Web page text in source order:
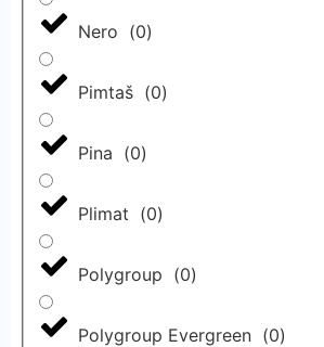
Nero (0)
Pimtaš (0)
Pina (0)
Plimat (0)
Polygroup (0)
Polygroup Evergreen (0)